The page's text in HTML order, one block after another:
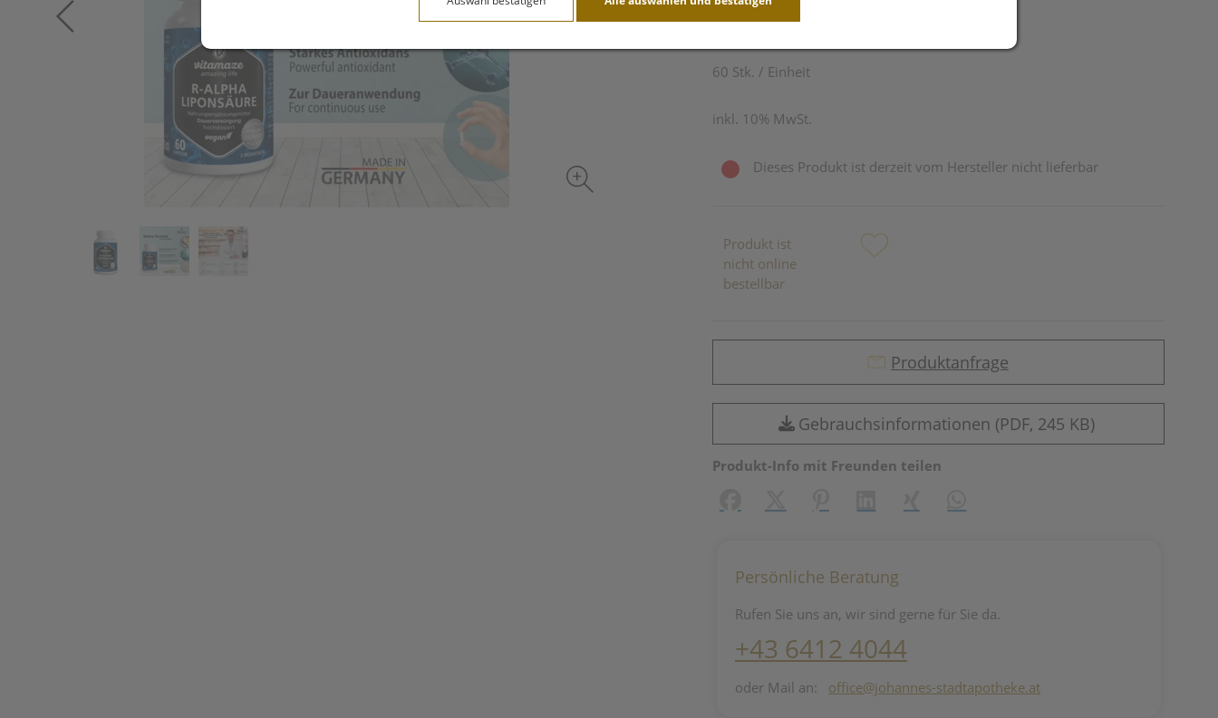
60 Stk. / Einheit
inkl. 10% MwSt.
Dieses Produkt ist derzeit vom Hersteller nicht lieferbar
Produkt ist
nicht online
bestellbar
Produktanfrage
Gebrauchsinformationen (PDF, 245 KB)
Produkt-Info mit Freunden teilen
Persönliche Beratung
Rufen Sie uns an, wir sind gerne für Sie da.
+43 6412 4044
oder Mail an: office@johannes-stadtapotheke.at